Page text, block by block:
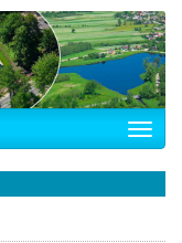
Toggle